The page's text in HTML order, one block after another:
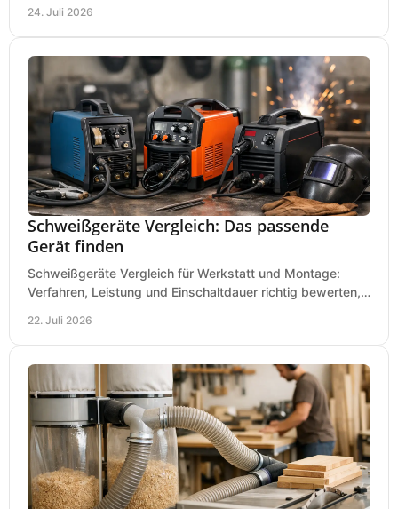
24. Juli 2026
Schweißgeräte Vergleich: Das passende
Gerät finden
Schweißgeräte Vergleich für Werkstatt und Montage:
Verfahren, Leistung und Einschaltdauer richtig bewerten,
22. Juli 2026